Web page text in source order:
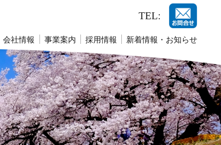
TEL:
会社情報 事業案内 採用情報 新着情報・お知らせ